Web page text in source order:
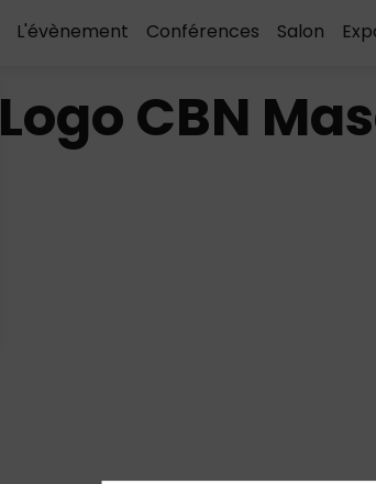
L'évènement Conférences Salon
Logo CBN